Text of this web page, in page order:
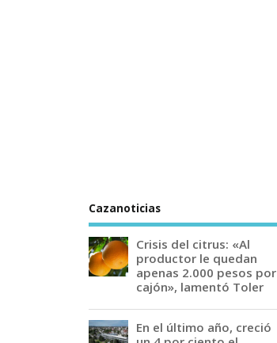
Cazanoticias
Crisis del citrus: «Al
productor le quedan
apenas 2.000 pesos por
cajón», lamentó Toler
En el último año, creció